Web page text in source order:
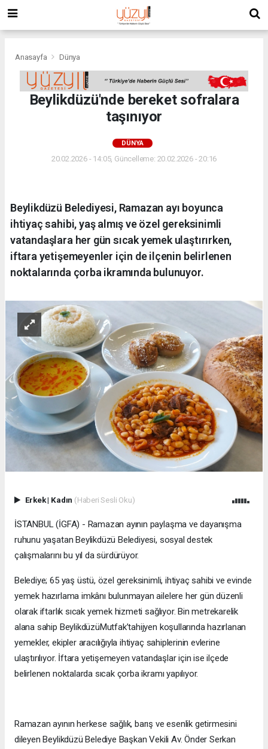
Anasayfa Dünya
Beylikdüzü'nde bereket sofralara
taşınıyor
DÜNYA
20.02.2026 - 14:05, Güncelleme: 20.02.2026 - 20:16
Beylikdüzü Belediyesi, Ramazan ayı boyunca
ihtiyaç sahibi, yaş almış ve özel gereksinimli
vatandaşlara her gün sıcak yemek ulaştırırken,
iftara yetişemeyenler için de ilçenin belirlenen
noktalarında çorba ikramında bulunuyor.
Erkek| Kadın (Haberi Sesli Oku)
İSTANBUL (İGFA) - Ramazan ayının paylaşma ve dayanışma
ruhunu yaşatan Beylikdüzü Belediyesi, sosyal destek
çalışmalarını bu yıl da sürdürüyor.
Belediye; 65 yaş üstü, özel gereksinimli, ihtiyaç sahibi ve evinde
yemek hazırlama imkânı bulunmayan ailelere her gün düzenli
olarak iftarlık sıcak yemek hizmeti sağlıyor. Bin metrekarelik
alana sahip BeylikdüzüMutfak’tahijyen koşullarında hazırlanan
yemekler, ekipler aracılığıyla ihtiyaç sahiplerinin evlerine
ulaştırılıyor. İftara yetişemeyen vatandaşlar için ise ilçede
belirlenen noktalarda sıcak çorba ikramı yapılıyor.
Ramazan ayının herkese sağlık, barış ve esenlik getirmesini
dileyen Beylikdüzü Belediye Başkan Vekili Av. Önder Serkan